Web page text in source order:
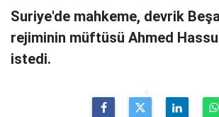
Suriye'de mahkeme, devrik
rejiminin müftüsü Ahmed
istedi.